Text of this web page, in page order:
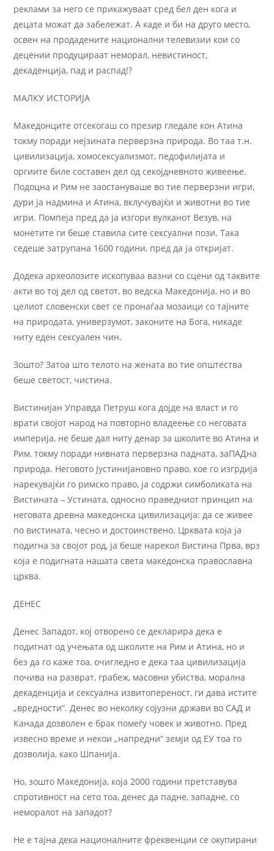
реклами за него се прикажуваат сред бел ден кога и
децата можат да забележат. А каде и би на друго место,
освен на продадените национални телевизии кои со
децении продуцираат неморал, невистиност,
декаденција, пад и распад!?
МАЛКУ ИСТОРИЈА
Македонците отсекогаш со презир гледале кон Атина
токму поради нејзината перверзна природа. Во таа т.н.
цивилизација, хомосексуализмот, педофилијата и
оргиите биле составен дел од секојдневното живеење.
Подоцна и Рим не заостануваше во тие перверзни игри,
дури ја надмина и Атина, вклучувајќи и животни во тие
игри. Помпеја пред да ја изгори вулканот Везув, на
монетите ги беше ставила сите сексуални пози. Tака
седеше затрупана 1600 години, пред да ја откријат.
Додека археолозите ископуваа вазни со сцени од таквите
акти во тој дел од светот, во ведска Македонија, но и во
целиот словенски свет се пронаѓаа мозаици со тајните
на природата, универзумот, законите на Бога, никаде
ниту еден сексуален чин.
Зошто? Затоа што телото на жената во тие општества
беше светост, чистина.
Вистинијан Управда Петруш кога дојде на власт и го
врати својот народ на повторно владеење со неговата
империја, не беше дал ниту денар за школите во Атина и
Рим, токму поради нивната перверзна падната, заПАДна
природа. Неговото Јустинијановно право, кое го изгрдија
нарекувајќи го римско право, ја содржи симболиката на
Вистината – Устината, односно праведниот принцип на
неговата древна македонска цивилизација: да се живее
по вистината, чесно и достоинствено. Црквата која ја
подигна за својот род, ја беше нарекол Вистина Прва, врз
која е подигната нашата света македонска православна
црква.
ДЕНЕС
Денес Западот, кој отворено се декларира дека е
подигнат од учењата од школите на Рим и Атина, но и
без да го каже тоа, очигледно е дека таа цивилизација
почива на разврат, грабеж, масовни убиства, морална
декаденција и сексуална извитопереност, ги дава истите
„вредности“. Денес во неколку сојузни држави во САД и
Канада дозволен е брак помеѓу човек и животно. Пред
извесно време и некои „напредни“ земји од ЕУ тоа го
дозволија, како Шпанија.
Но, зошто Македонија, која 2000 години претставува
спротивност на сето тоа, денес да падне, западне, со
неморалот на западот?
Не е тајна дека националните фреквенции се окупирани